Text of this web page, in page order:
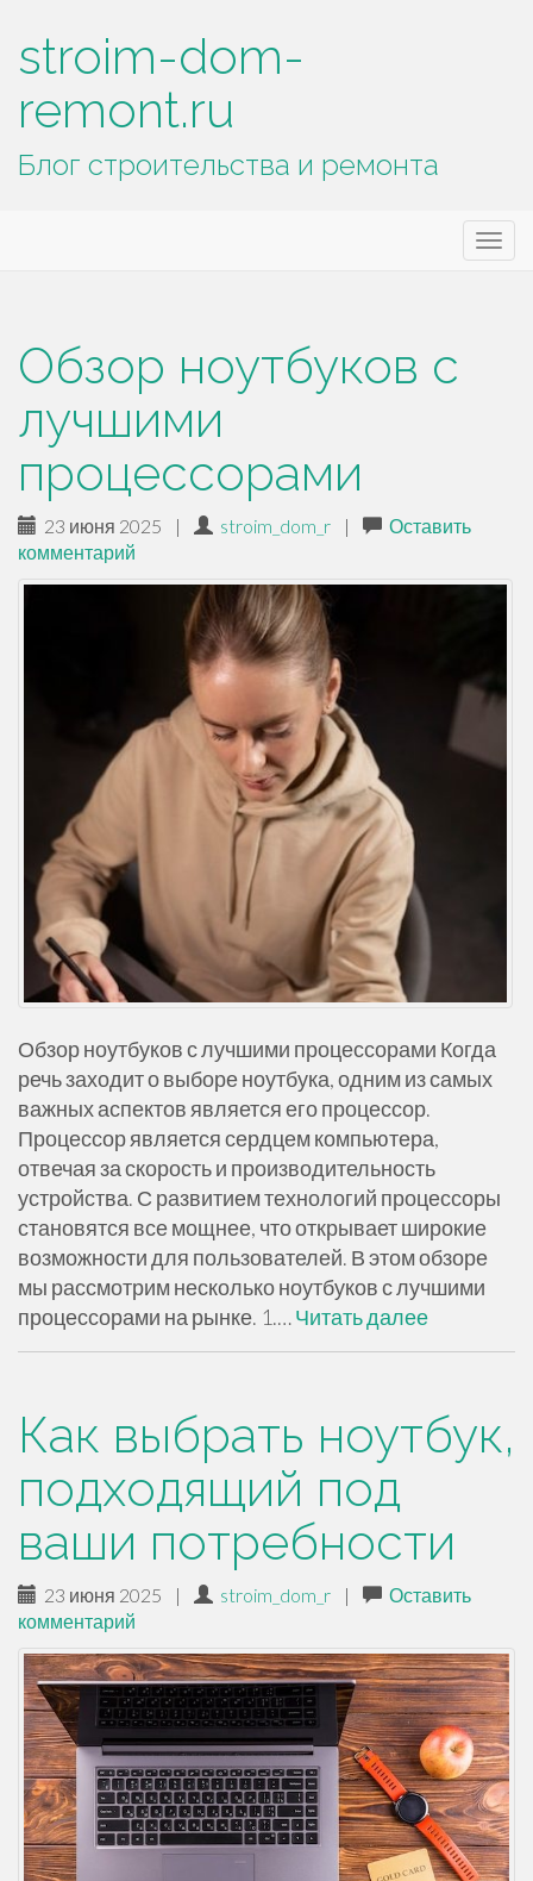
stroim-dom-
remont.ru
Блог строительства и ремонта
Обзор ноутбуков с
лучшими
процессорами
23 июня 2025 | stroim_dom_r |
Оставить
комментарий
Обзор ноутбуков с лучшими процессорами Когда
речь заходит о выборе ноутбука, одним из самых
важных аспектов является его процессор.
Процессор является сердцем компьютера,
отвечая за скорость и производительность
устройства. С развитием технологий процессоры
становятся все мощнее, что открывает широкие
возможности для пользователей. В этом обзоре
мы рассмотрим несколько ноутбуков с лучшими
процессорами на рынке. 1.…Читать далее
Как выбрать ноутбук,
подходящий под
ваши потребности
23 июня 2025 | stroim_dom_r |
Оставить
комментарий